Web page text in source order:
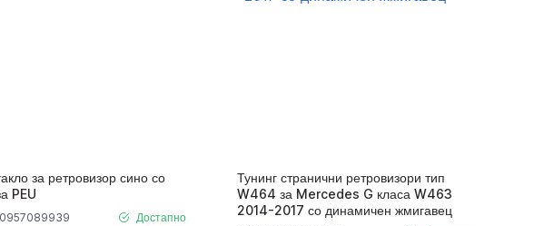
за ретровизор сино со
PEU
Достапно
Тунинг странични ретровизори тип
W464 за Mercedes G класа W463
2014-2017 со динамичен жмигавец